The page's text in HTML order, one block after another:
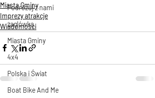
Podróżuj z nami
żaglówką
Miasta Gminy
4x4
Polska i Świat
Boat Bike And Me
Miasta Gminy
Imprezy atrakcje
Wiadomości